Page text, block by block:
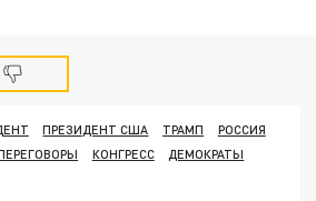
ПРЕЗИДЕНТ США ТРАМП
РОССИЯ
КОНГРЕСС
ДЕМОКРАТЫ